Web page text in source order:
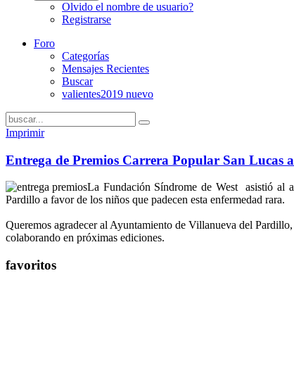
Olvido el nombre de usuario?
Registrarse
Foro
Categorías
Mensajes Recientes
Buscar
valientes2019 nuevo
Imprimir
Entrega de Premios Carrera Popular San Lucas
La Fundación Síndrome de West asistió al
Pardillo a favor de los niños que padecen esta enfermedad rara.
Queremos agradecer al Ayuntamiento de Villanueva del
colaborando en próximas ediciones.
favoritos